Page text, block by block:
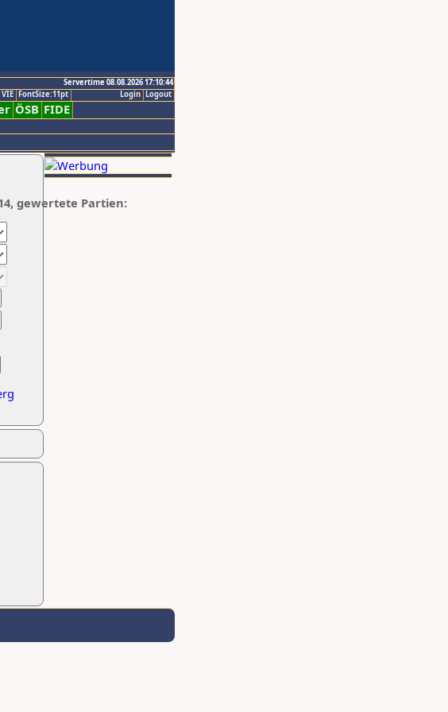
Servertime 08.08.2026 17:10:44
Logout
Login
VIE FontSize:11pt
ÖSB FIDE
gewertete Partien: